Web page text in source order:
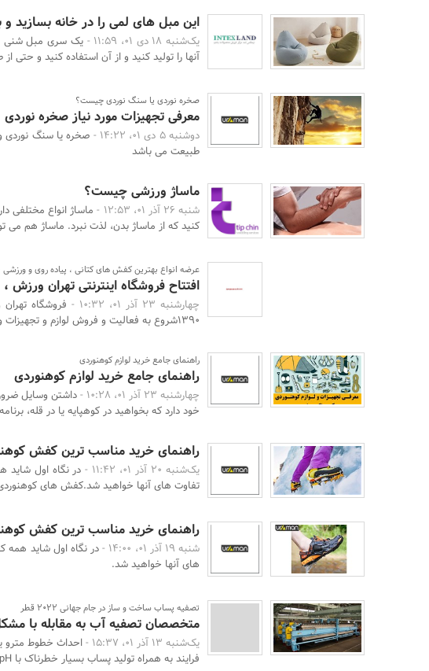
این مبل های لمی را در خانه بسازید و
یک‌شنبه 18 دی 01، 11:59 -
یک سری مبل شنی
آنها را تولید کنید و از آن استفاده کنید و حتی
صخره نوردی یا سنگ نوردی چیست؟
معرفی تجهیزات مورد نیاز صخره نوردی
دوشنبه 5 دی 01، 14:22 -
صخره یا سنگ نوردی
طبیعت می باشد
ماساژ ورزشی چیست؟
شنبه 26 آذر 01، 12:53 -
ماساژ انواع مختلفی
کنید که از ماساژ بدن، لذت نبرد. ماساژ هم می
عرضه انواع بهترین کفش های کتانی ، پیاده روی و ورزشی
افتتاح فروشگاه اینترنتی تهران
چهارشنبه 23 آذر 01، 10:32 -
1390شروع به فعالیت و فروش لوازم و تجهیزات ورزشی کرده.فروش کتونی، ...
راهنمای جامع خرید لوازم کوهنوردی
راهنمای جامع خرید لوازم کوهنوردی
چهارشنبه 23 آذر 01، 10:28 -
داشتن وسایل
خود دارد که بخواهید در کوهپایه یا در قله،
راهنمای خرید مناسب ترین کفش
یک‌شنبه 20 آذر 01، 11:42 -
در نگاه اول
تفاوت های آنها خواهید شد.کفش های
راهنمای خرید مناسب ترین کفش
شنبه 19 آذر 01، 14:00 -
در نگاه اول شاید همه
های آنها خواهید شد.
تصفیه پساب ساخت و ساز در جام جهانی 2022 قطر
متخصصان تصفیه آب به مقابله با مشکل آب
یک‌شنبه 13 آذر 01، 15:37 -
فرایند به همراه تولید پساب بسیار خطرناک با pH بالا می ش ...